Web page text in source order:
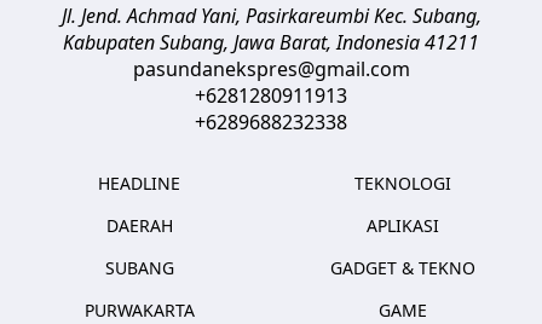
Jl. Jend. Achmad Yani, Pasirkareumbi Kec. Subang,
Kabupaten Subang, Jawa Barat,Indonesia41211
pasundanekspres@gmail.com
+6281280911913
+6289688232338
HEADLINE
DAERAH
SUBANG
PURWAKARTA
TEKNOLOGI
APLIKASI
GADGET & TEKNO
GAME